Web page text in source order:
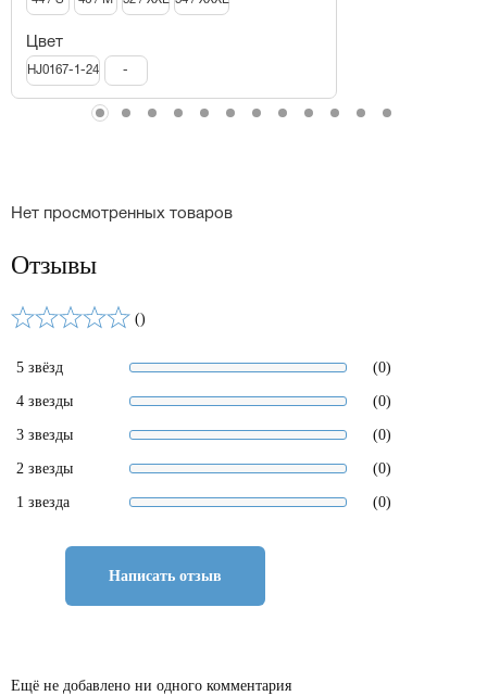
Цвет
HJ0167-1-24 -
Нет просмотренных товаров
Отзывы
()
5 звёзд (0)
4 звезды (0)
3 звезды (0)
2 звезды (0)
1 звезда (0)
Написать отзыв
Ещё не добавлено ни одного комментария